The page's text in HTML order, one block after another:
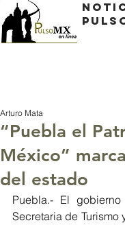
“Puebla el
México”
del estado
Arturo Mata
Puebla.- El
Secretaria de Turismo